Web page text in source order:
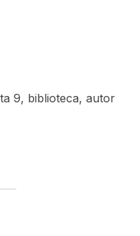
9, biblioteca, autor